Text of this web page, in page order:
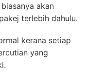
akan
terlebih dahulu.
kerana setiap
yang